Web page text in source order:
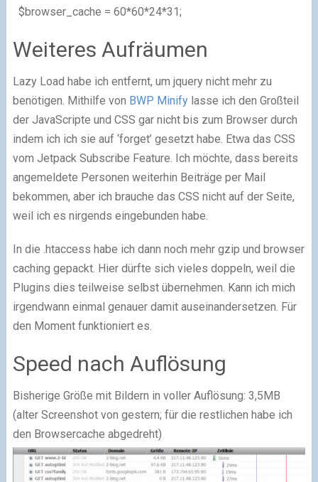
$browser_cache = 60*60*24*31;
Weiteres Aufräumen
Lazy Load habe ich entfernt, um jquery nicht mehr zu
benötigen. Mithilfe von BWP Minifylasse ich den Großteil
der JavaScripte und CSS gar nicht bis zum Browser durch
indem ich ich sie auf ‘forget’ gesetzt habe. Etwa das CSS
vom Jetpack Subscribe Feature. Ich möchte, dass bereits
angemeldete Personen weiterhin Beiträge per Mail
bekommen, aber ich brauche das CSS nicht auf der Seite,
weil ich es nirgends eingebunden habe.
In die .htaccess habe ich dann noch mehr gzip und browser
caching gepackt. Hier dürfte sich vieles doppeln, weil die
Plugins dies teilweise selbst übernehmen. Kann ich mich
irgendwann einmal genauer damit auseinandersetzen. Für
den Moment funktioniert es.
Speed nach Auflösung
Bisherige Größe mit Bildern in voller Auflösung: 3,5MB
(alter Screenshot von gestern; für die restlichen habe ich
den Browsercache abgedreht)